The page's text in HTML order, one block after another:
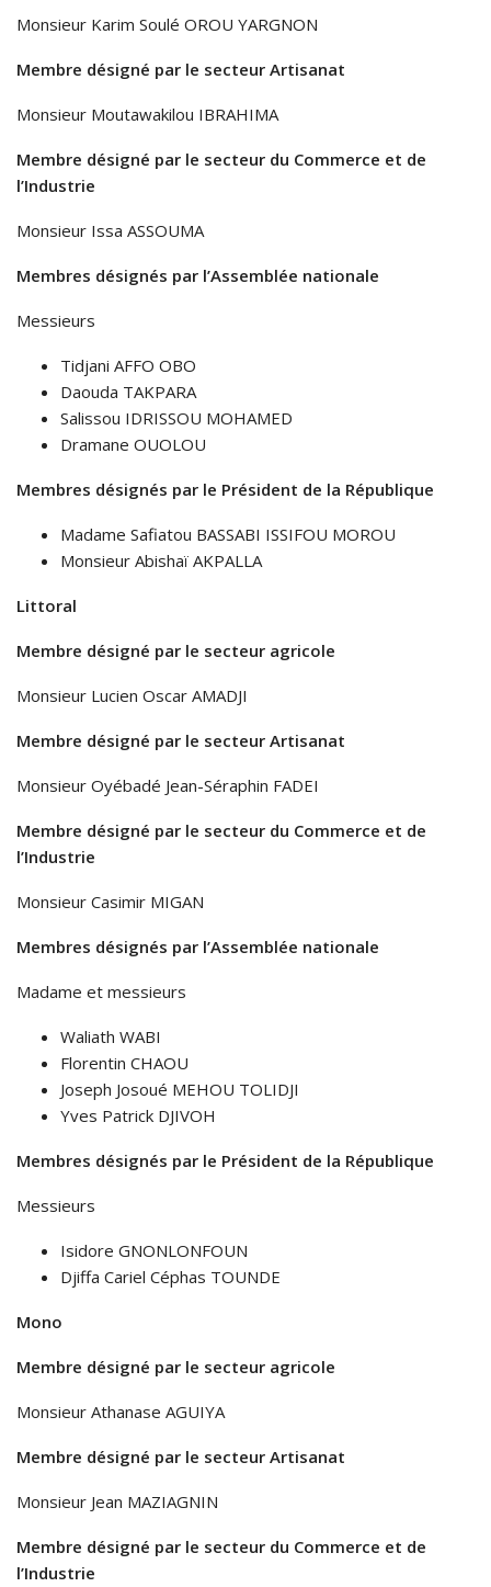
Monsieur Karim Soulé OROU YARGNON
Membre désigné par le secteur Artisanat
Monsieur Moutawakilou IBRAHIMA
Membre désigné par le secteur du Commerce et de
l’Industrie
Monsieur Issa ASSOUMA
Membres désignés par l’Assemblée nationale
Messieurs
Tidjani AFFO OBO
Daouda TAKPARA
Salissou IDRISSOU MOHAMED
Dramane OUOLOU
Membres désignés par le Président de la République
Madame Safiatou BASSABI ISSIFOU MOROU
Monsieur Abishaï AKPALLA
Littoral
Membre désigné par le secteur agricole
Monsieur Lucien Oscar AMADJI
Membre désigné par le secteur Artisanat
Monsieur Oyébadé Jean-Séraphin FADEI
Membre désigné par le secteur du Commerce et de
l’Industrie
Monsieur Casimir MIGAN
Membres désignés par l’Assemblée nationale
Madame et messieurs
Waliath WABI
Florentin CHAOU
Joseph Josoué MEHOU TOLIDJI
Yves Patrick DJIVOH
Membres désignés par le Président de la République
Messieurs
Isidore GNONLONFOUN
Djiffa Cariel Céphas TOUNDE
Mono
Membre désigné par le secteur agricole
Monsieur Athanase AGUIYA
Membre désigné par le secteur Artisanat
Monsieur Jean MAZIAGNIN
Membre désigné par le secteur du Commerce et de
l’Industrie